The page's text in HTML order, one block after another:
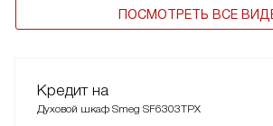
ПОСМОТРЕТЬ ВСЕ
Кредит на
Духовой шкаф Smeg SF6303TPX